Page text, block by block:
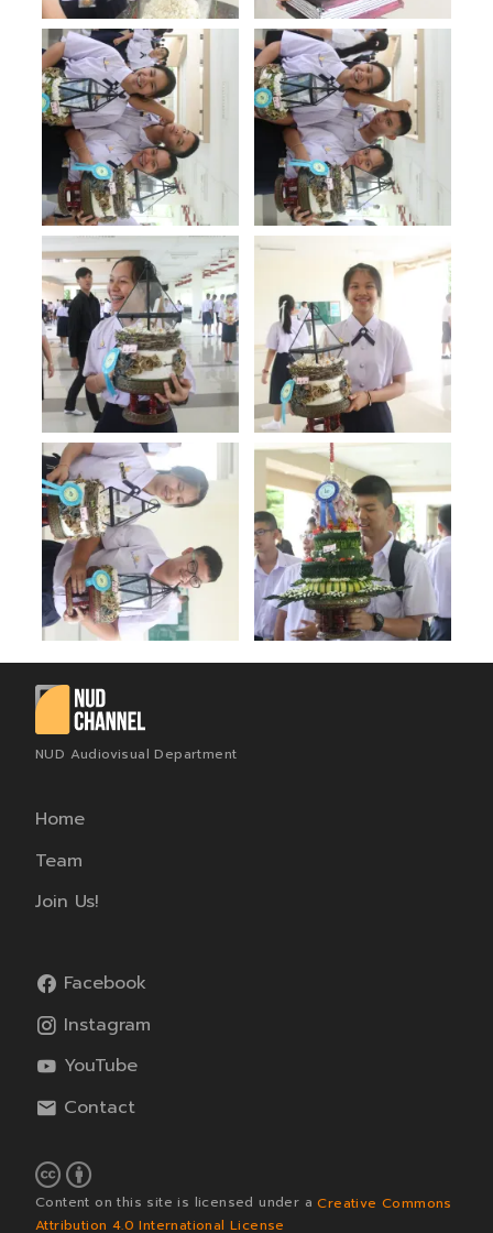
NUD Audiovisual Department
Home
Team
Join Us!
Facebook
Instagram
YouTube
Contact
Content on this site is licensed under aCreative Commons
Attribution 4.0 International License